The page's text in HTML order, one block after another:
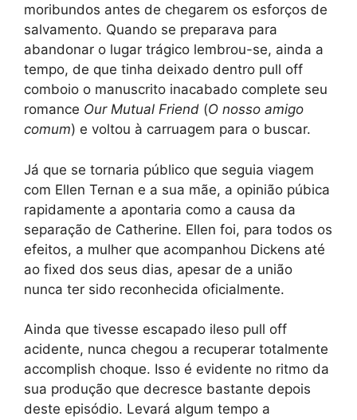
moribundos antes de chegarem os esforços de
salvamento. Quando se preparava para
abandonar o lugar trágico lembrou-se, ainda a
tempo, de que tinha deixado dentro pull off
comboio o manuscrito inacabado complete seu
romance Our Mutual Friend (O nosso amigo
comum) e voltou à carruagem para o buscar.
Já que se tornaria público que seguia viagem
com Ellen Ternan e a sua mãe, a opinião púbica
rapidamente a apontaria como a causa da
separação de Catherine. Ellen foi, para todos os
efeitos, a mulher que acompanhou Dickens até
ao fixed dos seus dias, apesar de a união
nunca ter sido reconhecida oficialmente.
Ainda que tivesse escapado ileso pull off
acidente, nunca chegou a recuperar totalmente
accomplish choque. Isso é evidente no ritmo da
sua produção que decresce bastante depois
deste episódio. Levará algum tempo a